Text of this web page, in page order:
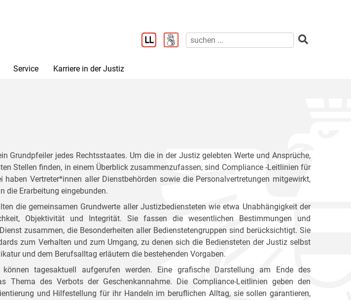
Service Karriere in der Justiz
Grundpfeiler jedes Rechtsstaates. Um die in der Justiz gelebten Werte und Ansprüche,
Stellen finden, in einem Überblick zusammenzufassen, sind Compliance -Leitlinien für
Vertreter*innen aller Dienstbehörden sowie die Personalvertretungen mitgewirkt,
die Erarbeitung eingebunden.
die gemeinsamen Grundwerte aller Justizbediensteten wie etwa Unabhängigkeit der
Objektivität und Integrität. Sie fassen die wesentlichen Bestimmungen und
zusammen, die Besonderheiten aller Bedienstetengruppen sind berücksichtigt. Sie
zum Verhalten und zum Umgang, zu denen sich die Bediensteten der Justiz selbst
und dem Berufsalltag erläutern die bestehenden Vorgaben.
können tagesaktuell aufgerufen werden. Eine grafische Darstellung am Ende des
Thema des Verbots der Geschenkannahme. Die Compliance-Leitlinien geben den
und Hilfestellung für ihr Handeln im beruflichen Alltag, sie sollen garantieren,